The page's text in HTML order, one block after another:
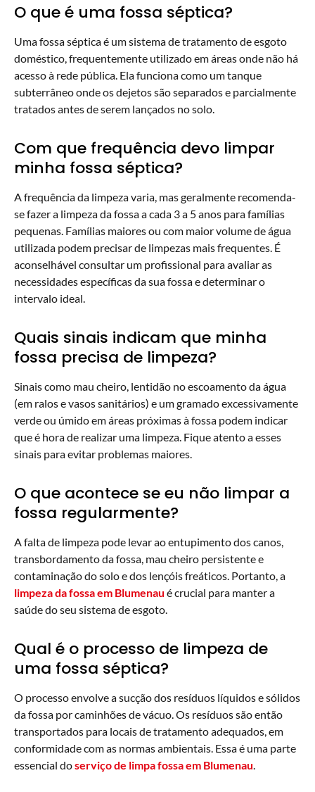
O que é uma fossa séptica?
Uma fossa séptica é um sistema de tratamento de esgoto
doméstico, frequentemente utilizado em áreas onde não há
acesso à rede pública. Ela funciona como um tanque
subterrâneo onde os dejetos são separados e parcialmente
tratados antes de serem lançados no solo.
Com que frequência devo limpar
minha fossa séptica?
A frequência da limpeza varia, mas geralmente recomenda-
se fazer a limpeza da fossa a cada 3 a 5 anos para famílias
pequenas. Famílias maiores ou com maior volume de água
utilizada podem precisar de limpezas mais frequentes. É
aconselhável consultar um profissional para avaliar as
necessidades específicas da sua fossa e determinar o
intervalo ideal.
Quais sinais indicam que minha
fossa precisa de limpeza?
Sinais como mau cheiro, lentidão no escoamento da água
(em ralos e vasos sanitários) e um gramado excessivamente
verde ou úmido em áreas próximas à fossa podem indicar
que é hora de realizar uma limpeza. Fique atento a esses
sinais para evitar problemas maiores.
O que acontece se eu não limpar a
fossa regularmente?
A falta de limpeza pode levar ao entupimento dos canos,
transbordamento da fossa, mau cheiro persistente e
contaminação do solo e dos lençóis freáticos. Portanto, a
limpeza da fossa em Blumenau é crucial para manter a
saúde do seu sistema de esgoto.
Qual é o processo de limpeza de
uma fossa séptica?
O processo envolve a sucção dos resíduos líquidos e sólidos
da fossa por caminhões de vácuo. Os resíduos são então
transportados para locais de tratamento adequados, em
conformidade com as normas ambientais. Essa é uma parte
essencial doserviço de limpa fossa em Blumenau